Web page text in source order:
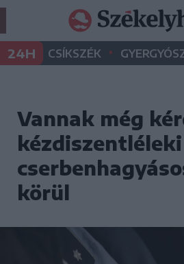
24H CSÍKSZÉK •
Vannak még
kézdiszentléleki
körül